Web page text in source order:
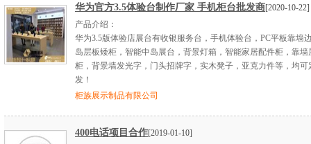
华为官方3.5体验台制作厂家 手机柜台批发商[2020-10-22]
产品介绍：
华为3.5版体验店展台有收银服务台，手机体验台，PC平板靠墙
岛层板矮柜，智能中岛展台，背景灯箱，智能家居配件柜，靠墙
柜，背景墙发光字，门头招牌字，实木凳子，亚克力件等，均可
发！
柜族展示制品有限公司
400电话项目合作[2019-01-10]